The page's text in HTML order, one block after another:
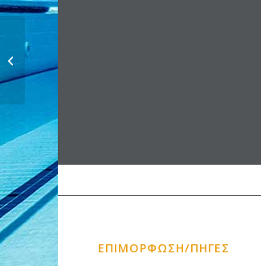
ΕΠΙΜΟΡΦΩΣΗ/ΠΗΓΕΣ